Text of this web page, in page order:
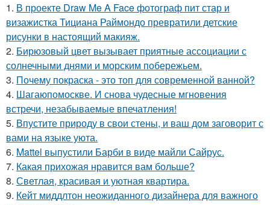
1. В проекте Draw Me A Face фотограф пит стар и
визажистка Тициана Раймондо превратили детские
рисунки в настоящий макияж.
2. Бирюзовый цвет вызывает приятные ассоциации с
солнечными днями и морским побережьем.
3. Почему покраска - это топ для современной ванной?
4. Шагаюпомоскве. И снова чудесные мгновения
встречи, незабываемые впечатления!
5. Впустите природу в свои стены, и ваш дом заговорит с
вами на языке уюта.
6. Mattel выпустили Барби в виде майли Сайрус.
7. Какая прихожая нравится вам больше?
8. Светлая, красивая и уютная квартира.
9. Кейт миддлтон неожиданного дизайнера для важного